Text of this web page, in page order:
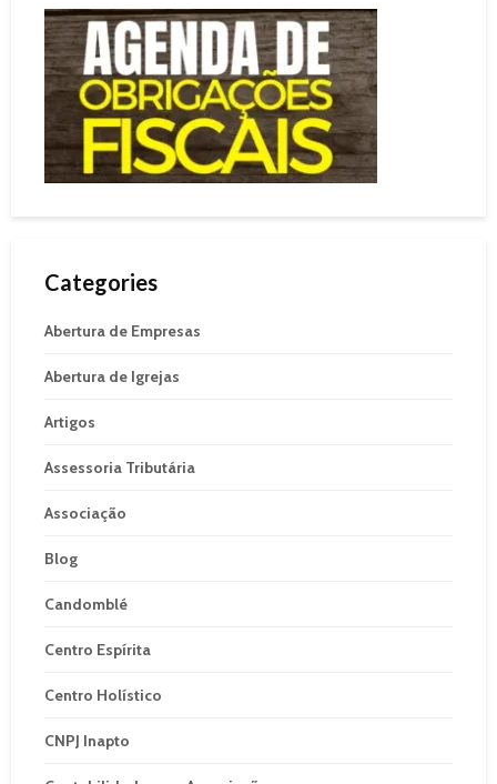
Categories
Abertura de Empresas
Abertura de Igrejas
Artigos
Assessoria Tributária
Associação
Blog
Candomblé
Centro Espírita
Centro Holístico
CNPJ Inapto